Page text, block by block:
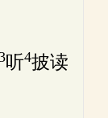
听4披读